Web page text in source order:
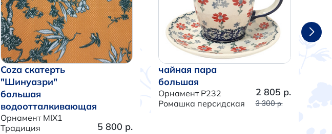
Coza скатерть
"Шинуазри"
большая
водоотталкивающая
Орнамент MIX1
Традиция
5 800 р.
чайная пара
большая
Орнамент P232
Ромашка персидская
2 805 р.
3 300 р.